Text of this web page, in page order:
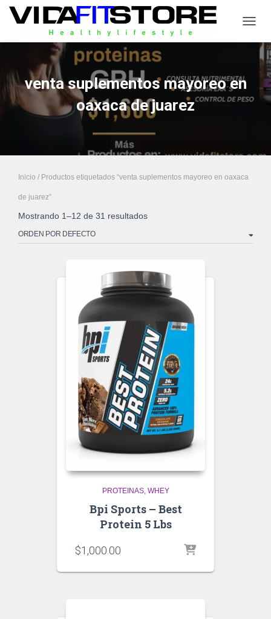
venta suplementos mayoreo en
oaxaca de juarez
Inicio / Productos etiquetados “venta suplementos mayoreo en oaxaca
de juarez”
Mostrando 1–12 de 31 resultados
PROTEINAS WHEY
Bpi Sports – Best
Protein 5 Lbs
$1,000.00